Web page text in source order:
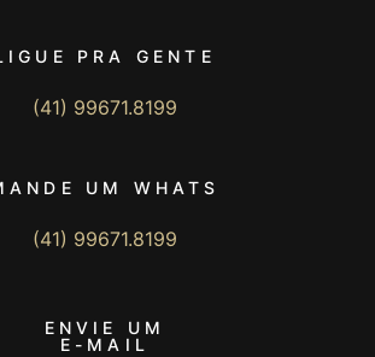
PRA GENTE
(41) 99671.8199
UM WHATS
(41) 99671.8199
ENVIE UM
E-MAIL